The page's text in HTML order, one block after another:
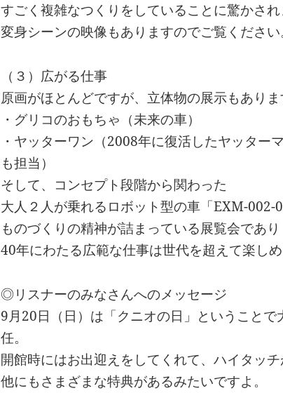
すごく複雑なつくりをしていることに驚かされ
変身シーンの映像もありますのでご覧ください
（３）広がる仕事
原画がほとんどですが、立体物の展示もありま
・グリコのおもちゃ（未来の車）
・ヤッターワン（2008年に復活したヤッター
も担当）
そして、コンセプト段階から関わった
大人２人が乗れるロボット型の車「EXM-002-
ものづくりの精神が詰まっている展覧会であり
40年にわたる広範な仕事は世代を超えて楽しめ
◎リスナーのみなさんへのメッセージ
9月20日（日）は「クニオの日」ということ
任。
開館時にはお出迎えをしてくれて、ハイタッチ
他にもさまざまな特典があるみたいですよ。